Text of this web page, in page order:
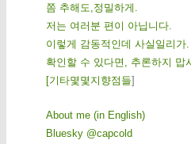
쫌 추해도,정밀하게.
저는 여러분 편이 아닙니다.
이렇게 감동적인데 사실일리가.
확인할 수 있다면, 추론하지 맙
[기 타몇 몇 지 향점 들]
About me (in English)
Bluesky @capcold